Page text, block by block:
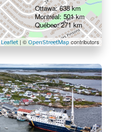
Leaflet| © OpenStreetMap contributors
Ottawa: 638 km
Montréal: 501 km
Québec: 271 km